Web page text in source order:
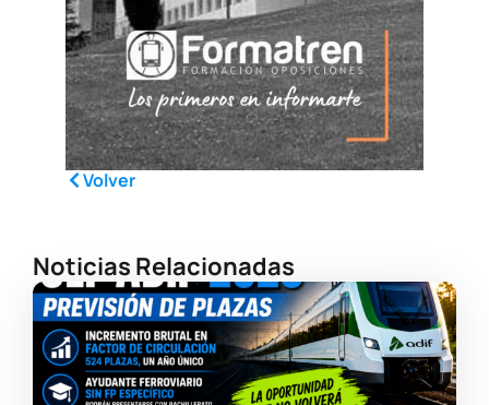
Volver
Noticias Relacionadas